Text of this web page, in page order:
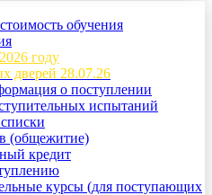
обучения
году
дверей 28.07.26
о поступлении
испытаний
(общежитие)
кредит
курсы (для поступающих